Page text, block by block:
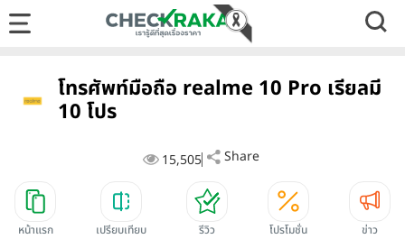
โทรศัพท์มือถือ realme 10 Pro เรียลมี
10 โปร
15,505 Share
หน้าแรก เปรียบเทียบ รีวิว โปรโมชั่น ข่าว